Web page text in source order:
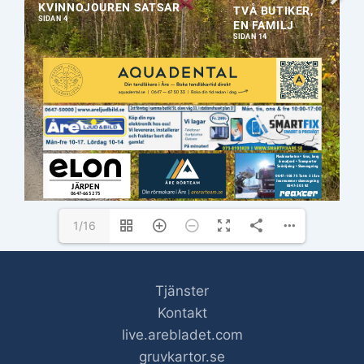
ANNONSER: info@arebladet.se | 073-269 99 93
REDAKTION: info@arebladet.se | 073-269 99 93
are.antikmaklare@telia.com
kommer även sändas digitalt, länken kommer du hitta på www.are.se
1/16
Tjänster
Kontakt
live.arebladet.com
gruvkartor.se